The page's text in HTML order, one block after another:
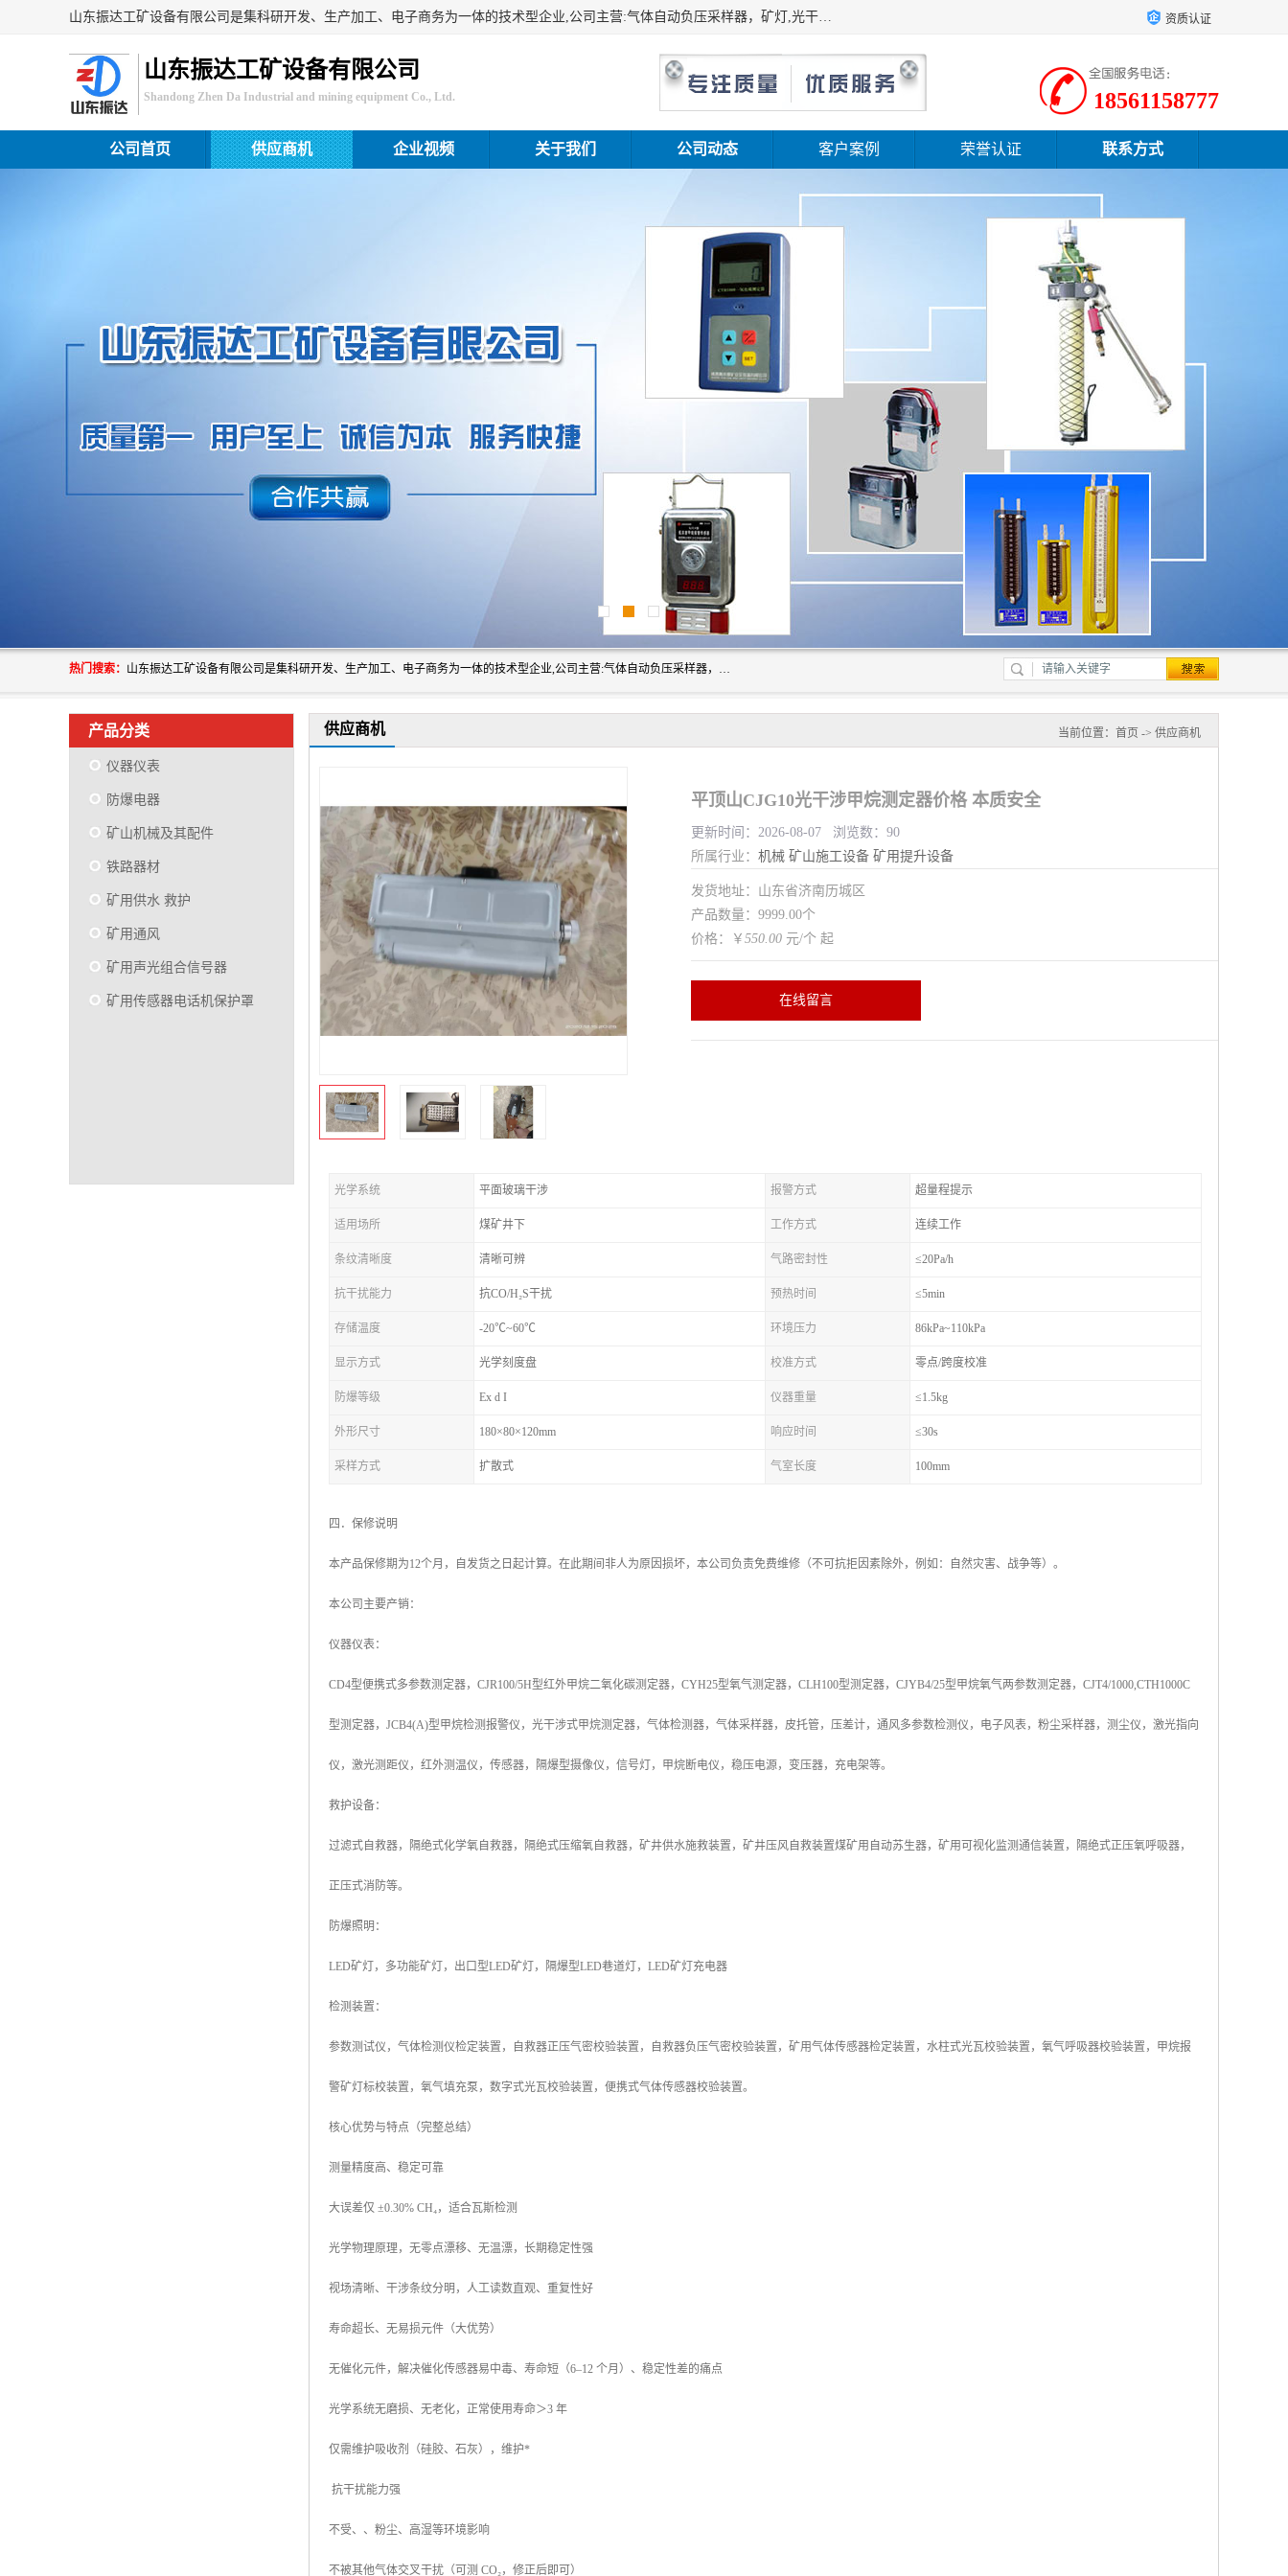
山东振达工矿设备有限公司是集科研开发、生产加工、电子商务为一体的技术型企业,公司主营:气体自动负压采样器，矿灯,光干涉甲烷测定器及其校验仪,甲烷报警仪及其校验装置,甲烷传感器校验装置,粉尘校验装置,煤尘爆炸校验装置,高压水表,三点测径规,圆型规,钢规磨耗仪,第四种检查器,内距尺,轮径尺,样板等铁路配件仪表,矿用设备等产品. 资质认证
山东振达工矿设备有限公司
Shandong Zhen Da Industrial and mining equipment Co., Ltd. 18561158777
公司首页 供应商机 企业视频 关于我们 公司动态 客户案例 荣誉认证 联系方式
热门搜索： 山东振达工矿设备有限公司是集科研开发、生产加工、电子商务为一体的技术型企业,公司主营:气体自动负压采样器，矿灯,光干涉甲烷测定器及其校验仪,甲烷报警仪及其校验装置,甲烷传感器校验装置,粉尘校验装置,煤尘爆炸校验装置,高压水表,三点测径规,圆型规,钢规磨耗仪,第四种检查器,内距尺,轮径尺,样板等铁路配件仪表,矿用设备等产品.
产品分类
仪器仪表
防爆电器
矿山机械及其配件
铁路器材
矿用供水 救护
矿用通风
矿用声光组合信号器
矿用传感器电话机保护罩
供应商机 当前位置： 首页 -> 供应商机
平顶山CJG10光干涉甲烷测定器价格 本质安全
更新时间：2026-08-07 浏览数：90
所属行业： 机械 矿山施工设备 矿用提升设备
发货地址：山东省济南历城区
产品数量：9999.00个
价格：￥ 550.00 元/个 起
在线留言
光学系统 平面玻璃干涉 报警方式 超量程提示
适用场所 煤矿井下 工作方式 连续工作
条纹清晰度 清晰可辨 气路密封性 ≤20Pa/h
抗干扰能力 抗CO/H₂S干扰 预热时间 ≤5min
存储温度 -20℃~60℃ 环境压力 86kPa~110kPa
显示方式 光学刻度盘 校准方式 零点/跨度校准
防爆等级 Ex d I 仪器重量 ≤1.5kg
外形尺寸 180×80×120mm 响应时间 ≤30s
采样方式 扩散式 气室长度 100mm
四．保修说明
本产品保修期为12个月，自发货之日起计算。在此期间非人为原因损坏，本公司负责免费维修（不可抗拒因素除外，例如：自然灾害、战争等）。
本公司主要产销：
仪器仪表：
CD4型便携式多参数测定器，CJR100/5H型红外甲烷二氧化碳测定器，CYH25型氧气测定器，CLH100型测定器，CJYB4/25型甲烷氧气两参数测定器，CJT4/1000,CTH1000C
型测定器，JCB4(A)型甲烷检测报警仪，光干涉式甲烷测定器，气体检测器，气体采样器，皮托管，压差计，通风多参数检测仪，电子风表，粉尘采样器，测尘仪，激光指向
仪，激光测距仪，红外测温仪，传感器，隔爆型摄像仪，信号灯，甲烷断电仪，稳压电源，变压器，充电架等。
救护设备：
过滤式自救器，隔绝式化学氧自救器，隔绝式压缩氧自救器，矿井供水施救装置，矿井压风自救装置煤矿用自动苏生器，矿用可视化监测通信装置，隔绝式正压氧呼吸器，
正压式消防等。
防爆照明：
LED矿灯，多功能矿灯，出口型LED矿灯，隔爆型LED巷道灯，LED矿灯充电器
检测装置：
参数测试仪，气体检测仪检定装置，自救器正压气密校验装置，自救器负压气密校验装置，矿用气体传感器检定装置，水柱式光瓦校验装置，氧气呼吸器校验装置，甲烷报
警矿灯标校装置，氧气填充泵，数字式光瓦校验装置，便携式气体传感器校验装置。
核心优势与特点（完整总结）
测量精度高、稳定可靠
大误差仅 ±0.30% CH₄，适合瓦斯检测
光学物理原理，无零点漂移、无温漂，长期稳定性强
视场清晰、干涉条纹分明，人工读数直观、重复性好
寿命超长、无易损元件（大优势）
无催化元件，解决催化传感器易中毒、寿命短（6–12 个月）、稳定性差的痛点
光学系统无磨损、无老化，正常使用寿命＞3 年
仅需维护吸收剂（硅胶、石灰），维护*
抗干扰能力强
不受、、粉尘、高湿等环境影响
不被其他气体交叉干扰（可测 CO₂，修正后即可）